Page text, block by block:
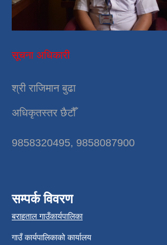
सूचना अधिकारी
श्री राजिमान बुढा
अधिकृतस्तर छैटौँ
9858320495, 9858087900
सम्पर्क विवरण
बराहताल गाउँकार्यपालिका
गाउँ कार्यपालिकाको कार्यालय